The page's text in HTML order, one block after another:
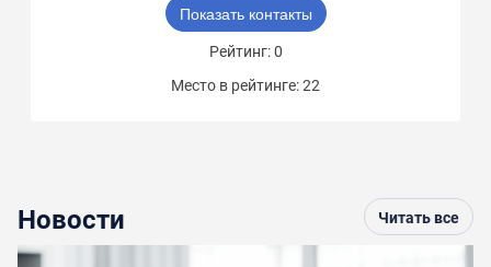
Показать контакты
Рейтинг: 0
Место в рейтинге: 22
Новости Читать все